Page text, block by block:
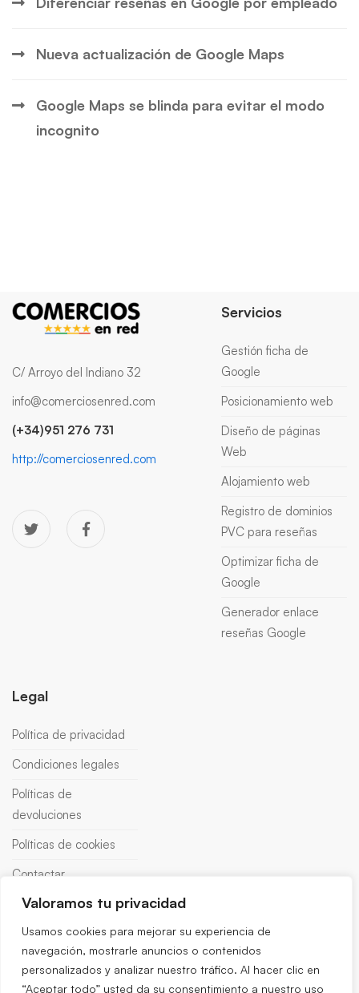
Valoramos tu privacidad
Usamos cookies para mejorar su experiencia de
navegación, mostrarle anuncios o contenidos
personalizados y analizar nuestro tráfico. Al hacer clic en
“Aceptar todo” usted da su consentimiento a nuestro uso
Nueva actualización de Google Maps
Google Maps se blinda para evitar el modo
incognito
C/ Arroyo del Indiano 32
info@comerciosenred.com
(+34)951 276 731
http://comerciosenred.com
Servicios
Gestión ficha de
Google
Posicionamiento web
Diseño de páginas
Web
Alojamiento web
Registro de dominios
PVC para reseñas
Optimizar ficha de
Google
Generador enlace
reseñas Google
Legal
Política de privacidad
Condiciones legales
Políticas de
devoluciones
Políticas de cookies
Contactar